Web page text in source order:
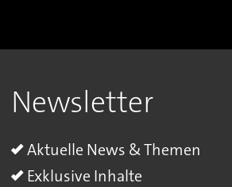
Newsletter
Aktuelle News & Themen
Exklusive Inhalte